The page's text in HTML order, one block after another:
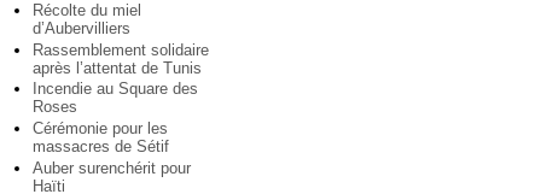
Récolte du miel
d’Aubervilliers
Rassemblement solidaire
après l’attentat de Tunis
Incendie au Square des
Roses
Cérémonie pour les
massacres de Sétif
Auber surenchérit pour
Haïti